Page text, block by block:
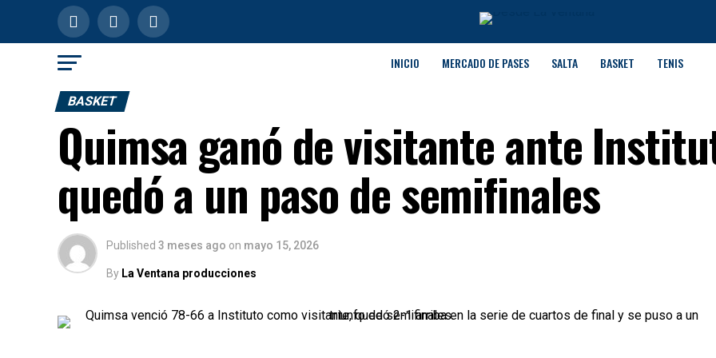
INICIO MERCADO DE PASES SALTA BASKET TENIS
BASKET
Quimsa ganó de visitante ante
quedó a un paso de semifinales
Published 3 meses ago on mayo 15, 2026
By La Ventana producciones